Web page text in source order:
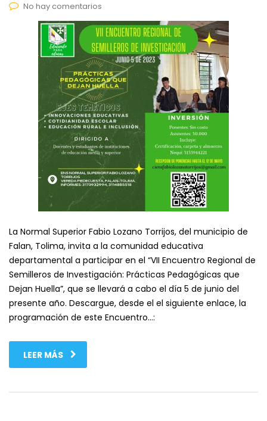
No hay comentarios
La Normal Superior Fabio Lozano Torrijos, del municipio de
Falan, Tolima, invita a la comunidad educativa
departamental a participar en el “VII Encuentro Regional de
Semilleros de Investigación: Prácticas Pedagógicas que
Dejan Huella”, que se llevará a cabo el día 5 de junio del
presente año. Descargue, desde el el siguiente enlace, la
programación de este Encuentro…:
LEER MÁS